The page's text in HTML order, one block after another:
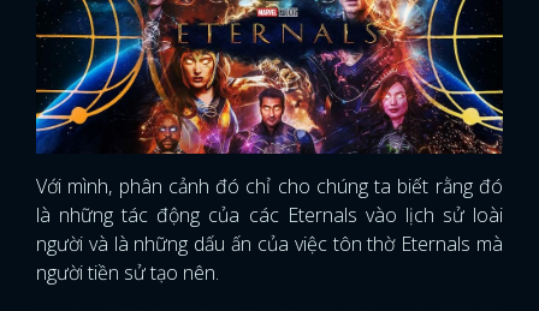
Với mình, phân cảnh đó chỉ cho chúng ta biết rằng đó
là những tác động của các Eternals vào lịch sử loài
người và là những dấu ấn của việc tôn thờ Eternals mà
người tiền sử tạo nên.